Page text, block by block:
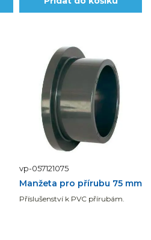
vp-057121075
Manžeta pro přírubu 75 mm
Příslušenství k PVC přírubám.